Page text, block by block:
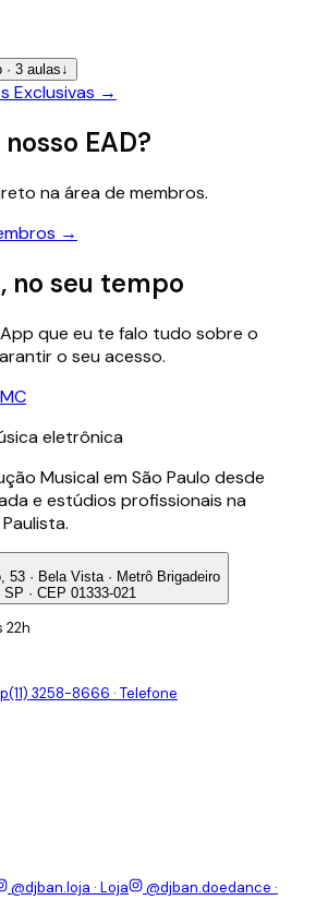
3 aulas↓
Exclusivas →
EAD?
na área de membros.
→
no seu tempo
que eu te falo tudo sobre o
o seu acesso.
eletrônica
Musical em São Paulo desde
e estúdios profissionais na
53 · Bela Vista · Metrô Brigadeiro
· CEP 01333-021
22h
(11) 3258-8666 · Telefone
@djban.loja · Loja
@djban.doedance ·